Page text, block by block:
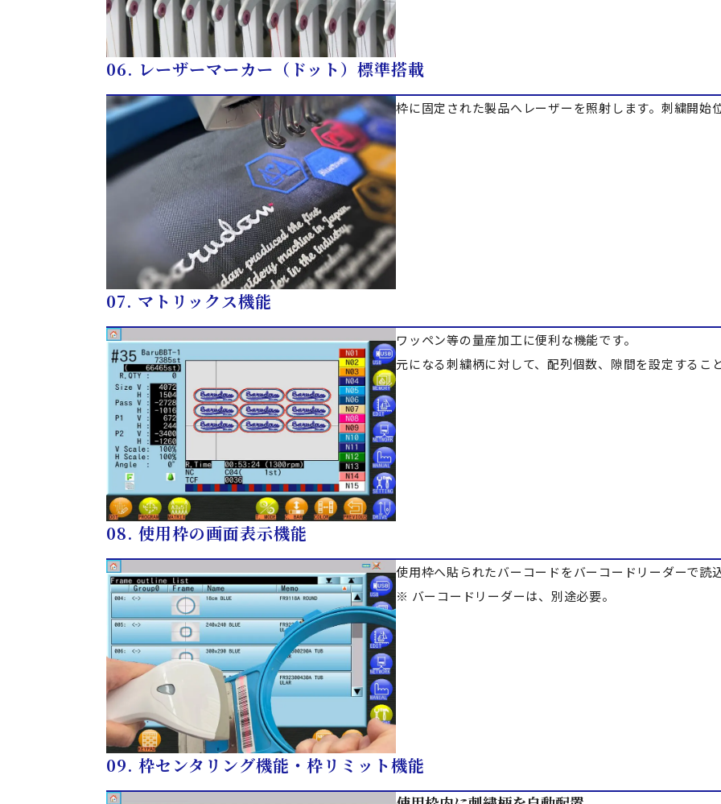
06. レーザーマーカー（ドット）標準搭載
枠に固定された製品へレーザーを照射します。刺繍開始
07. マトリックス機能
ワッペン等の量産加工に便利な機能です。
元になる刺繍柄に対して、配列個数、隙間を設定するこ
08. 使用枠の画面表示機能
使用枠へ貼られたバーコードをバーコードリーダーで読
※ バーコードリーダーは、別途必要。
09. 枠センタリング機能・枠リミット機能